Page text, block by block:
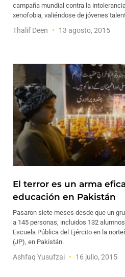
campaña mundial contra la
xenofobia, valiéndose de jóvenes
Thalif Deen 13 agosto, 2015
El terror es un arma
educación en Pakistán
Pasaron siete meses desde que un
a 145 personas, incluidos 132
Escuela Pública del Ejército en la
(JP), en Pakistán.
Ashfaq Yusufzai 16 julio, 2015